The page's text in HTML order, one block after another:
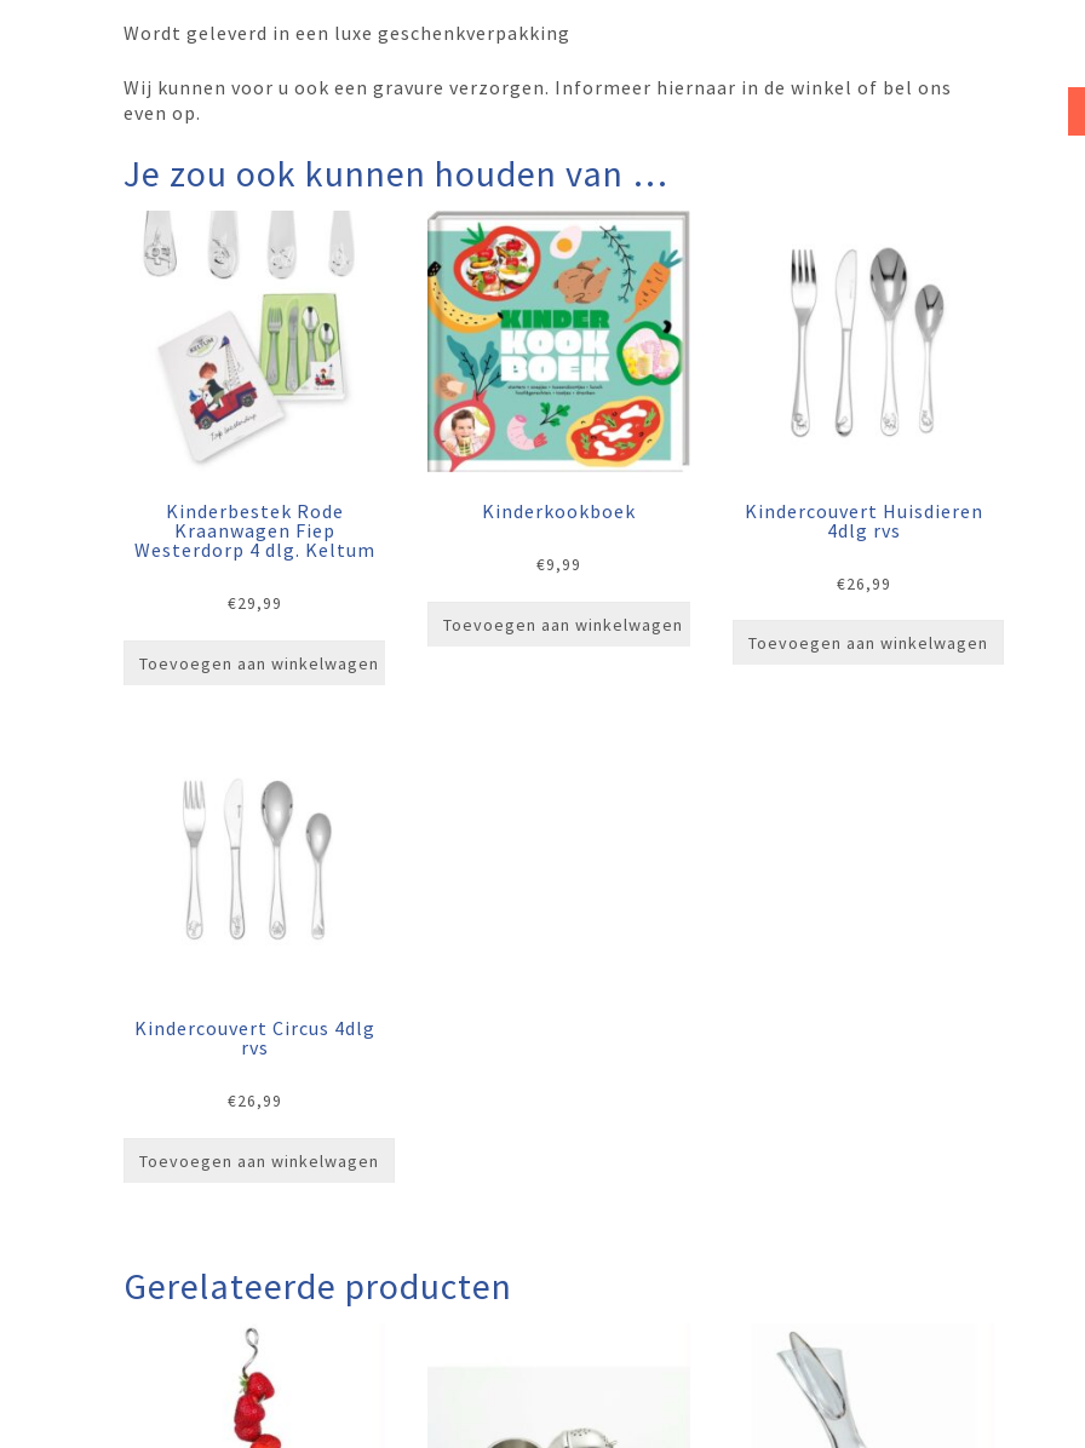
Wordt geleverd in een luxe geschenkverpakking
Wij kunnen voor u ook een gravure verzorgen. Informeer hiernaar in de winkel of bel ons
even op.
Je zou ook kunnen houden van …
Kinderbestek Rode
Kraanwagen Fiep
Westerdorp 4 dlg. Keltum
€29,99
Toevoegen aan winkelwagen
Kinderkookboek
€9,99
Toevoegen aan winkelwagen
Kindercouvert Huisdieren
4dlg rvs
€26,99
Toevoegen aan winkelwagen
Kindercouvert Circus 4dlg
rvs
€26,99
Toevoegen aan winkelwagen
Gerelateerde producten